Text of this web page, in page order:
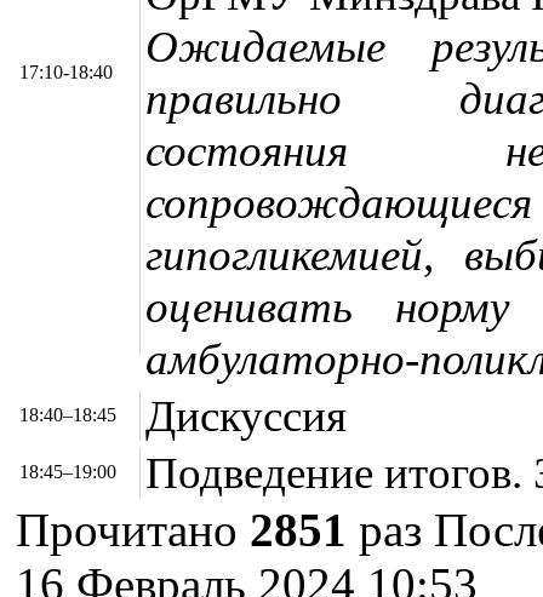
17:10-18:40
Ожидаемые
правильно
состояния
гипогликемией,
оценивать
амбулаторно-
18:40–18:45 Дискуссия
18:45–19:00 Подведение
Прочитано 2851 раз
16 Февраль 2024 10:53